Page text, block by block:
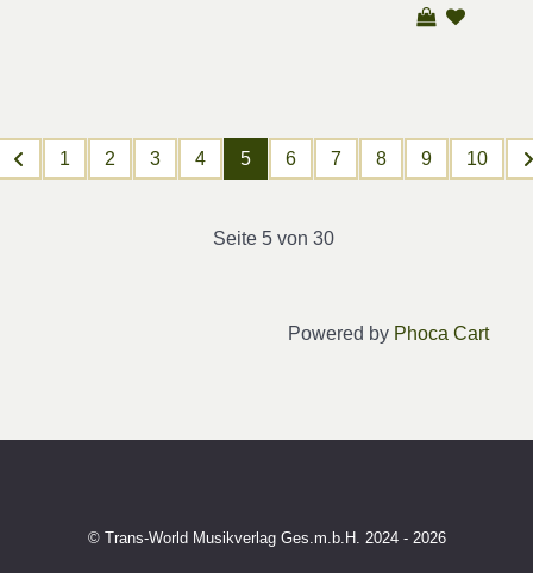
1 2 3 4 5 6 7 8 9 10
Seite 5 von 30
Powered by Phoca Cart
© Trans-World Musikverlag Ges.m.b.H. 2024 - 2026